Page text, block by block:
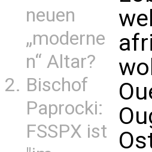
neuen
„moderne
n“ Altar?
Bischof
Paprocki:
FSSPX ist